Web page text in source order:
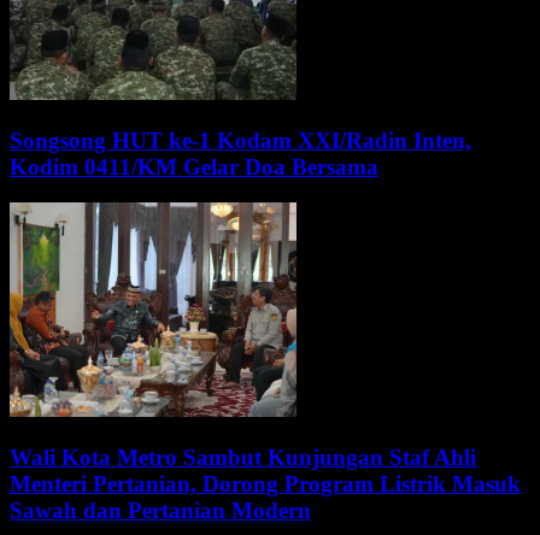
Songsong HUT ke-1 Kodam XXI/Radin Inten,
Kodim 0411/KM Gelar Doa Bersama
Wali Kota Metro Sambut Kunjungan Staf Ahli
Menteri Pertanian, Dorong Program Listrik Masuk
Sawah dan Pertanian Modern